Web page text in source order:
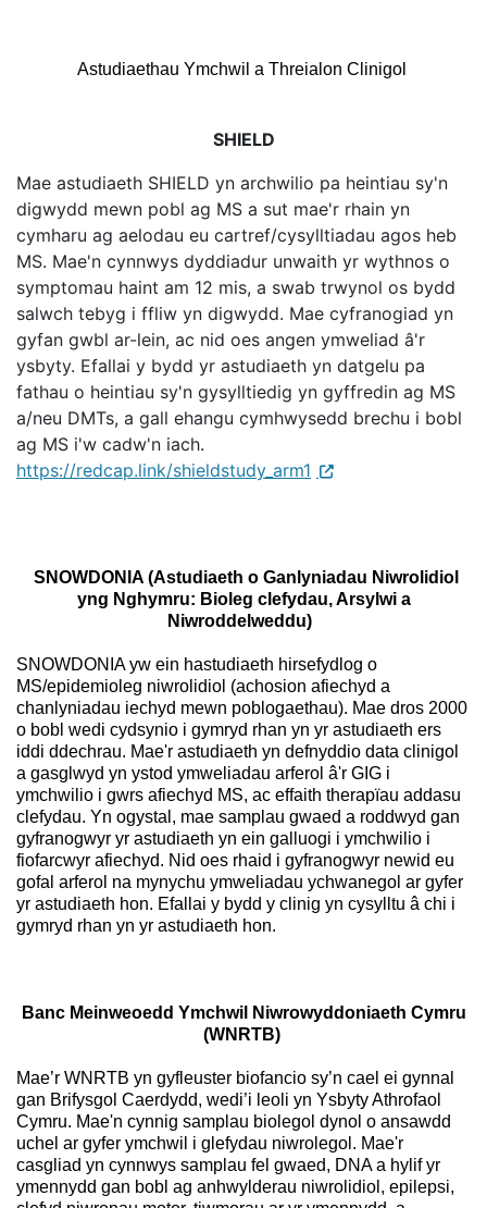
Astudiaethau Ymchwil a Threialon Clinigol
SHIELD
Mae astudiaeth SHIELD yn archwilio pa heintiau sy'n
digwydd mewn pobl ag MS a sut mae'r rhain yn
cymharu ag aelodau eu cartref/cysylltiadau agos heb
MS. Mae'n cynnwys dyddiadur unwaith yr wythnos o
symptomau haint am 12 mis, a swab trwynol os bydd
salwch tebyg i ffliw yn digwydd. Mae cyfranogiad yn
gyfan gwbl ar-lein, ac nid oes angen ymweliad â'r
ysbyty. Efallai y bydd yr astudiaeth yn datgelu pa
fathau o heintiau sy'n gysylltiedig yn gyffredin ag MS
a/neu DMTs, a gall ehangu cymhwysedd brechu i bobl
ag MS i'w cadw'n iach.
https://redcap.link/shieldstudy_arm1
SNOWDONIA (Astudiaeth o Ganlyniadau Niwrolidiol
yng Nghymru: Bioleg clefydau, Arsylwi a
Niwroddelweddu)
SNOWDONIA yw ein hastudiaeth hirsefydlog o
MS/epidemioleg niwrolidiol (achosion afiechyd a
chanlyniadau iechyd mewn poblogaethau). Mae dros 2000
o bobl wedi cydsynio i gymryd rhan yn yr astudiaeth ers
iddi ddechrau. Mae'r astudiaeth yn defnyddio data clinigol
a gasglwyd yn ystod ymweliadau arferol â'r GIG i
ymchwilio i gwrs afiechyd MS, ac effaith therapïau addasu
clefydau. Yn ogystal, mae samplau gwaed a roddwyd gan
gyfranogwyr yr astudiaeth yn ein galluogi i ymchwilio i
fiofarcwyr afiechyd. Nid oes rhaid i gyfranogwyr newid eu
gofal arferol na mynychu ymweliadau ychwanegol ar gyfer
yr astudiaeth hon. Efallai y bydd y clinig yn cysylltu â chi i
gymryd rhan yn yr astudiaeth hon.
Banc Meinweoedd Ymchwil Niwrowyddoniaeth Cymru
(WNRTB)
Mae’r WNRTB yn gyfleuster biofancio sy’n cael ei gynnal
gan Brifysgol Caerdydd, wedi’i leoli yn Ysbyty Athrofaol
Cymru. Mae'n cynnig samplau biolegol dynol o ansawdd
uchel ar gyfer ymchwil i glefydau niwrolegol. Mae'r
casgliad yn cynnwys samplau fel gwaed, DNA a hylif yr
ymennydd gan bobl ag anhwylderau niwrolidiol, epilepsi,